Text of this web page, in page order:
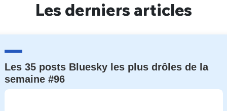
Les derniers articles
Les 35 posts Bluesky les plus drôles de la
semaine #96
Un Thread